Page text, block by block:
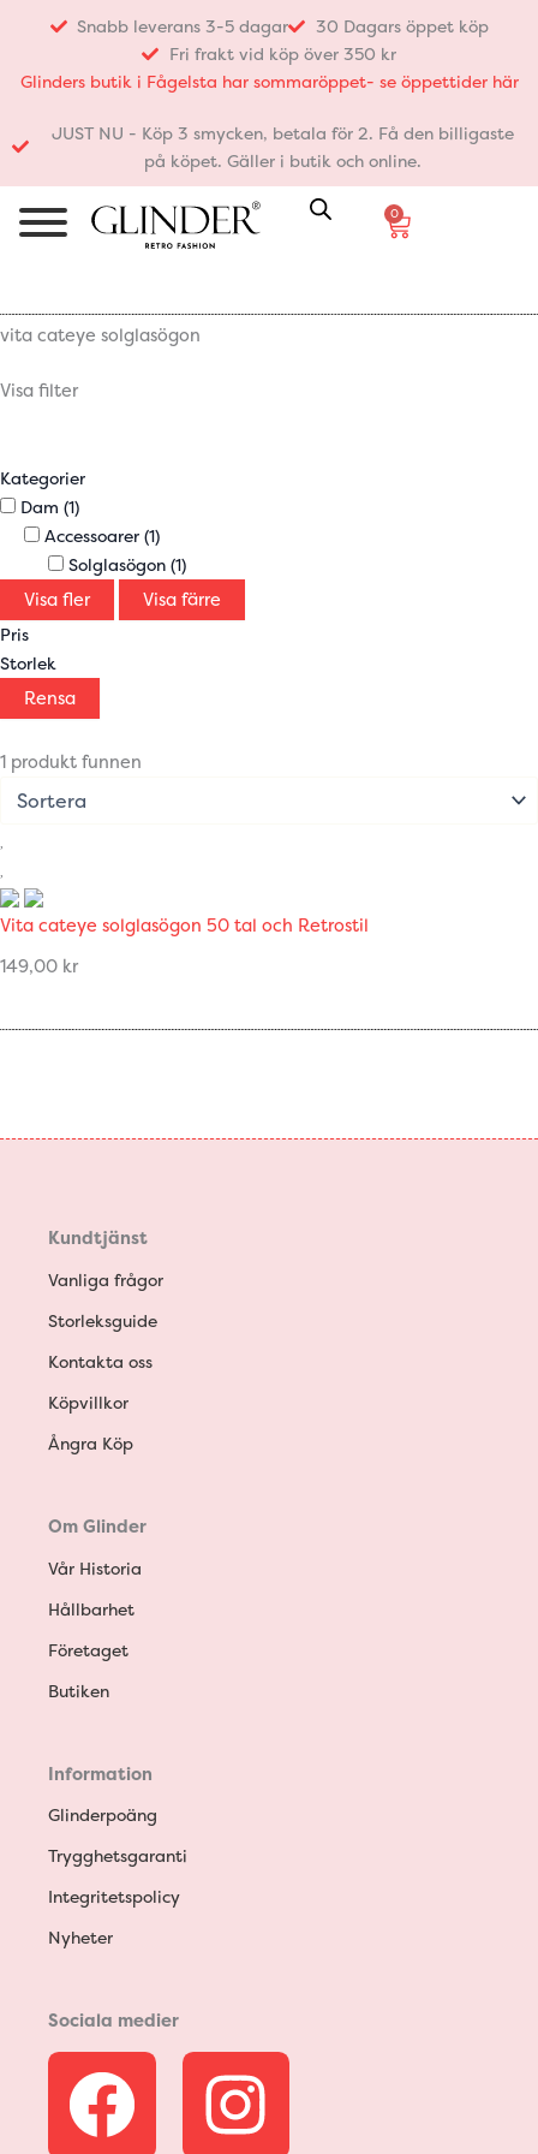
innehåll
Snabb leverans 3-5 dagar
30 Dagars öppet köp
Fri frakt vid köp över 350 kr
Glinders butik i Fågelsta har sommaröppet- se öppettider här
JUST NU - Köp 3 smycken, betala för 2. Få den billigaste
på köpet. Gäller i butik och online.
0
Varukorg
vita cateye solglasögon
Visa filter
Kategorier
Dam (1)
Accessoarer (1)
Solglasögon (1)
Visa fler Visa färre
Pris
Storlek
Rensa
1 produkt funnen
Vita cateye solglasögon 50 tal och Retrostil
149,00 kr
Kundtjänst
Vanliga frågor
Storleksguide
Kontakta oss
Köpvillkor
Ångra Köp
Om Glinder
Vår Historia
Hållbarhet
Företaget
Butiken
Information
Glinderpoäng
Trygghetsgaranti
Integritetspolicy
Nyheter
Sociala medier
F I